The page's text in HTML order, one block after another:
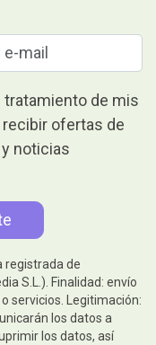
tratamiento de mis
recibir ofertas de
noticias
registrada de
S.L.). Finalidad: envío
servicios. Legitimación:
los datos a
los datos, así